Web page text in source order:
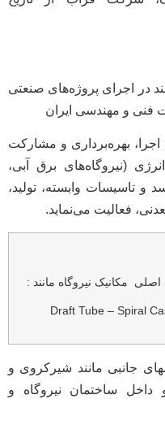
در اجرای پروژه‌های صنعتی
فنی و مهندسی ایران
بهره‌برداری و مشاركت
(نیروگاه‌های برق آبی،
و تاسیسات وابسته، تولید،
فعالیت می‌نماید.
مکانیک نیروگاه مانند :
Draft Tube – Spiral
جانبی مانند شیرکروی و
ساختمان نیروگاه و